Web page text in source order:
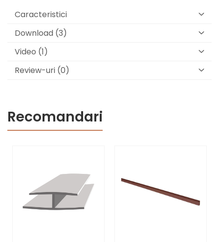
Caracteristici
Download (3)
Video (1)
Review-uri (0)
Recomandari